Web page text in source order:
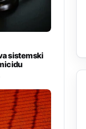
sistemski